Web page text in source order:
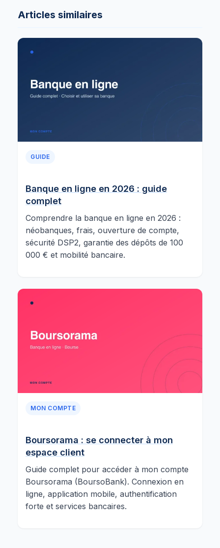
Articles similaires
GUIDE
Banque en ligne en 2026 : guide
complet
Comprendre la banque en ligne en 2026 :
néobanques, frais, ouverture de compte,
sécurité DSP2, garantie des dépôts de 100
000 € et mobilité bancaire.
MON COMPTE
Boursorama : se connecter à mon
espace client
Guide complet pour accéder à mon compte
Boursorama (BoursoBank). Connexion en
ligne, application mobile, authentification
forte et services bancaires.